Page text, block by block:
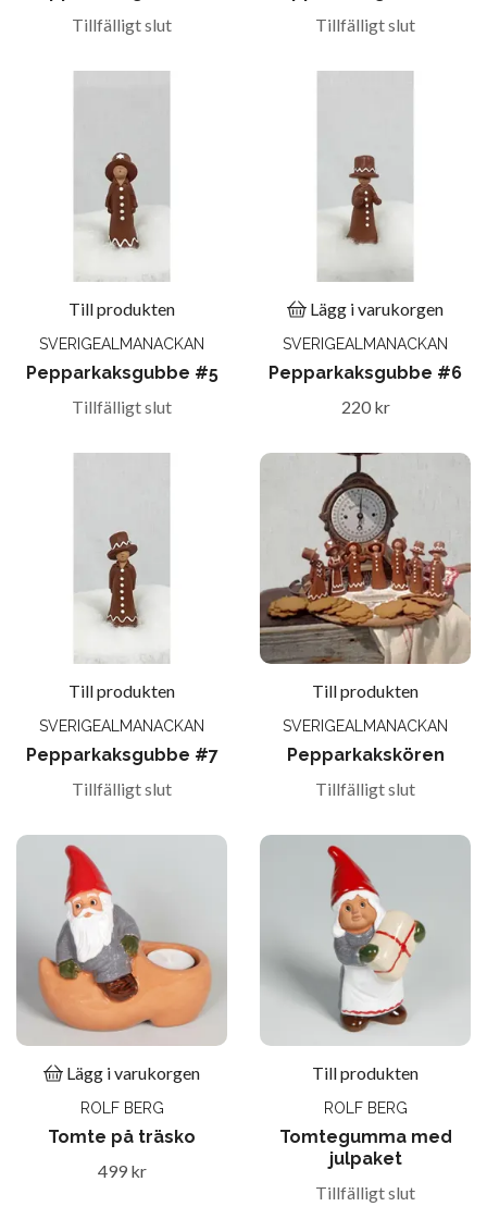
Tillfälligt slut
Tillfälligt slut
Till produkten
SVERIGEALMANACKAN
Pepparkaksgubbe #5
Tillfälligt slut
Lägg i varukorgen
SVERIGEALMANACKAN
Pepparkaksgubbe #6
220 kr
Till produkten
SVERIGEALMANACKAN
Pepparkaksgubbe #7
Tillfälligt slut
Till produkten
SVERIGEALMANACKAN
Pepparkakskören
Tillfälligt slut
Lägg i varukorgen
ROLF BERG
Tomte på träsko
499 kr
Till produkten
ROLF BERG
Tomtegumma med
julpaket
Tillfälligt slut